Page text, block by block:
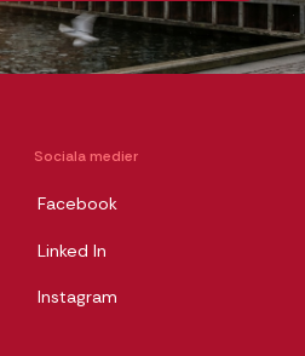
Sociala medier
Facebook
Linked In
Instagram